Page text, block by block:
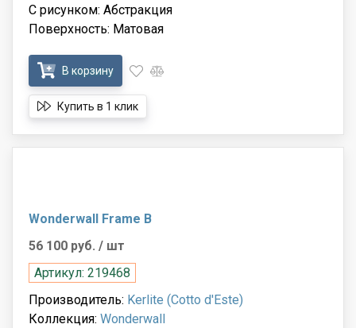
С рисунком: Абстракция
Поверхность: Матовая
В корзину
Купить в 1 клик
Wonderwall Frame B
56 100 руб. / шт
Артикул: 219468
Производитель: Kerlite (Cotto d'Este)
Коллекция: Wonderwall